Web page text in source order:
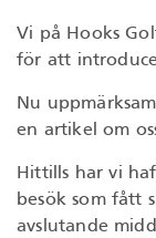
Vi på Hooks
för att
Nu
en artikel om
Hittills har vi
besök som fått
avslutande